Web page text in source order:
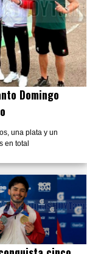
Domingo
una plata y un
en total